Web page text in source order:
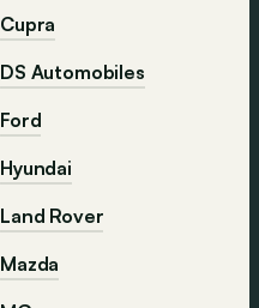
Cupra
DS Automobiles
Ford
Hyundai
Land Rover
Mazda